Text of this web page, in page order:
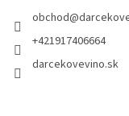
obchod@
+421917406664
darcekovevino.sk